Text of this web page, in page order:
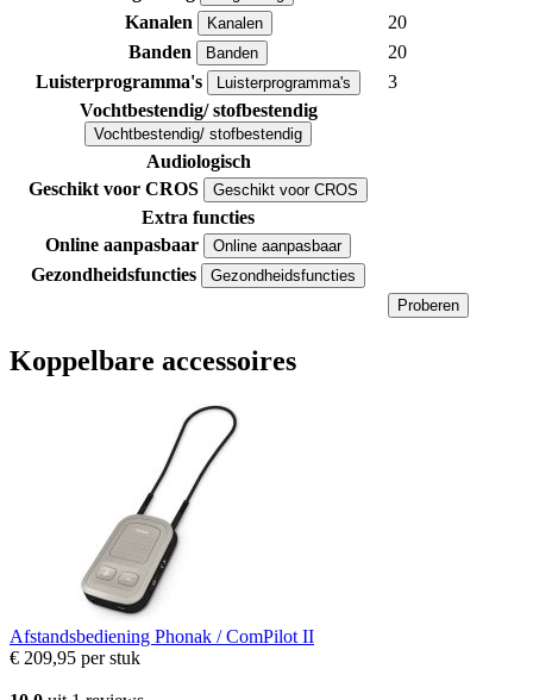
Kanalen Kanalen
20
Banden
Banden
20
Luisterprogramma's
Luisterprogramma's
3
Vochtbestendig/ stofbestendig
Vochtbestendig/ stofbestendig
Audiologisch
Geschikt voor CROS
Geschikt voor CROS
Extra functies
Online aanpasbaar
Online aanpasbaar
Gezondheidsfuncties
Gezondheidsfuncties
Proberen
Koppelbare accessoires
Afstandsbediening Phonak / ComPilot II
€ 209,95 per stuk